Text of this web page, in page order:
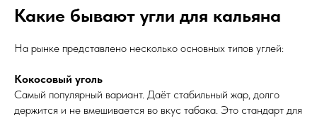
Какие бывают угли для кальяна
На рынке представлено несколько основных типов углей:
Кокосовый уголь
Самый популярный вариант. Даёт стабильный жар, долго
держится и не вмешивается во вкус табака. Это стандарт для